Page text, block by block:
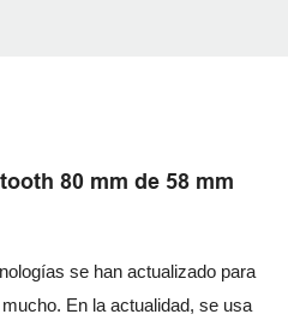
80 mm de 58 mm
se han actualizado para
En la actualidad, se usa